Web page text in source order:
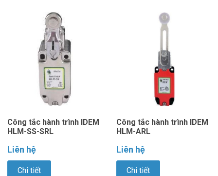
Công tắc hành trình IDEM
HLM-SS-SRL
Liên hệ
Chi tiết
Công tắc hành trình IDEM
HLM-ARL
Liên hệ
Chi tiết